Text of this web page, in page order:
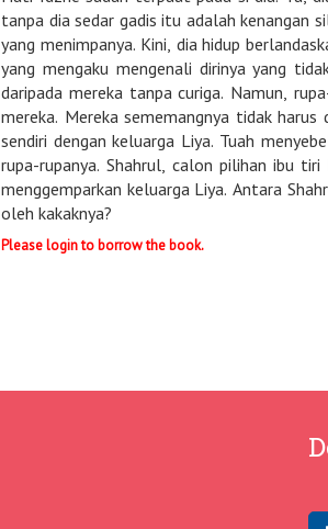
tanpa dia sedar gadis itu adalah kenangan silamnya! Memori Liya sembilan tahun yang lalu hilang
yang menimpanya. Kini, dia hidup
yang mengaku mengenali dirinya yang
daripada mereka tanpa curiga. Namun,
mereka. Mereka sememangnya tidak harus diingati! Kerana inginkan kepastian, Idzrie mengumpul
sendiri dengan keluarga Liya. Tuah
rupa-rupanya. Shahrul, calon pilihan ibu
menggemparkan keluarga Liya. Antara Shahrul dan Idzrie, siapa pilihan hati Liya? Apa pula rahsia yang disembunyikan
oleh kakaknya?
Please login to borrow the book.